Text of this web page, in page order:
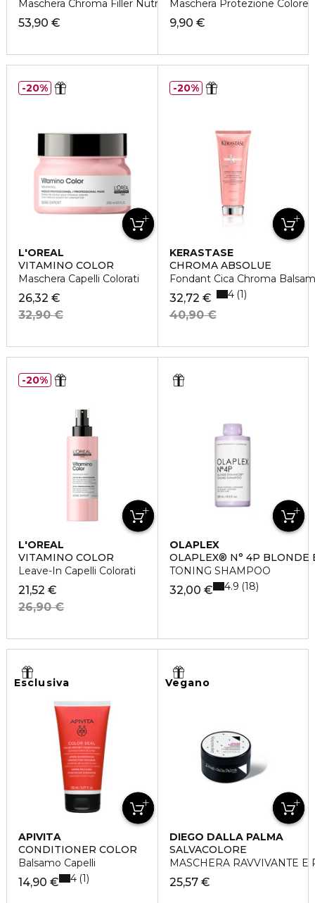
Maschera Chroma Filler Nutriente
53,90 €
Maschera Protezione Colore
9,90 €
L'OREAL
PROFESSIONNEL
VITAMINO COLOR
Maschera Capelli Colorati
26,32 €
32,90 €
20%
KERASTASE
CHROMA ABSOLUE
Fondant Cica Chroma
32,72 €
40,90 €
4 1
20%
L'OREAL
PROFESSIONNEL
VITAMINO COLOR
Leave-In Capelli Colorati
21,52 €
26,90 €
20%
OLAPLEX
OLAPLEX® N° 4P BLONDE
TONING SHAMPOO
32,00 € 4.9 18
Esclusiva
APIVITA
CONDITIONER COLOR
Balsamo Capelli
14,90 € 4 1
Vegano
DIEGO DALLA PALMA
SALVACOLORE
MASCHERA RAVVIVANTE E
25,57 €